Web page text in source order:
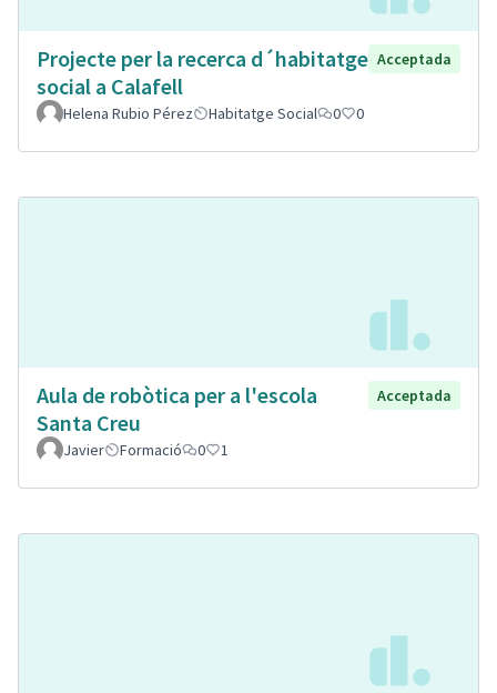
Projecte per la recerca d´habitatge
social a Calafell
Acceptada
Helena Rubio Pérez Habitatge Social 0 0
Aula de robòtica per a l'escola
Santa Creu
Acceptada
Javier Formació 0 1